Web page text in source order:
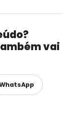
vai